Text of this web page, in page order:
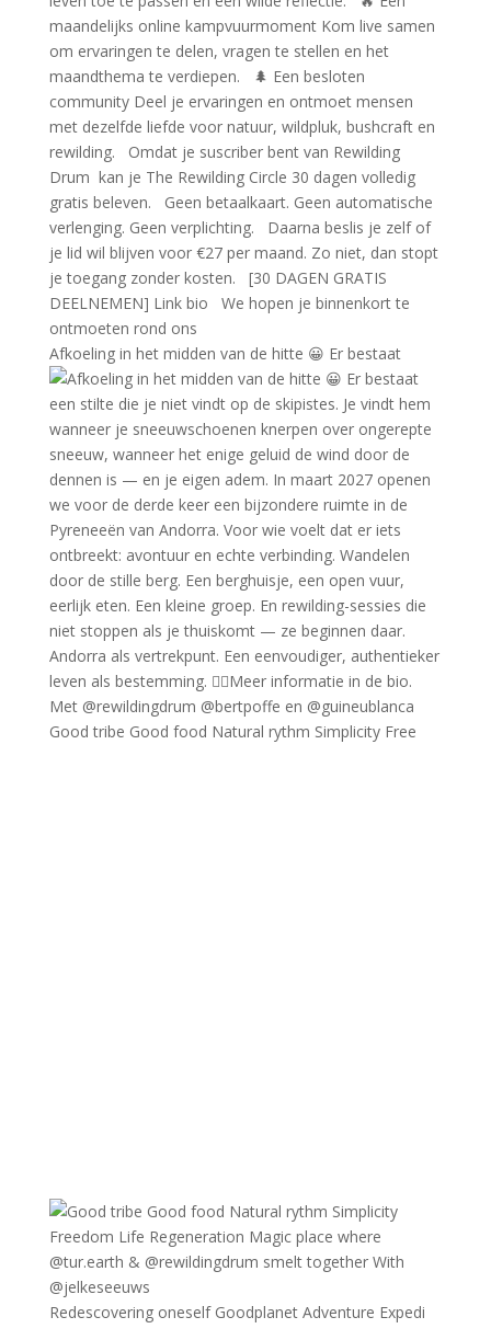
Afkoeling in het midden van de hitte 😀 Er bestaat
Good tribe Good food Natural rythm Simplicity Free
Redescovering oneself Goodplanet Adventure Expedi